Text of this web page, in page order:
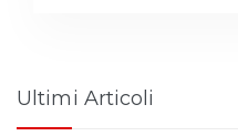
Ultimi Articoli